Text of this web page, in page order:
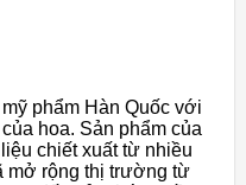
phẩm Hàn Quốc với
hoa. Sản phẩm của
chiết xuất từ nhiều
mở rộng thị trường từ